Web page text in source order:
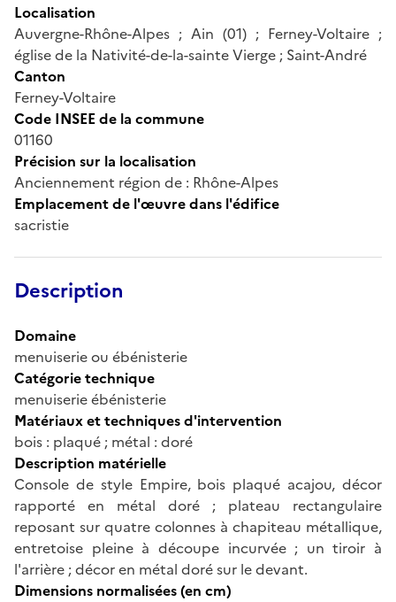
Localisation
Auvergne-Rhône-Alpes ; Ain (01) ; Ferney-Voltaire ;
église de la Nativité-de-la-sainte Vierge ; Saint-André
Canton
Ferney-Voltaire
Code INSEE de la commune
01160
Précision sur la localisation
Anciennement région de : Rhône-Alpes
Emplacement de l'œuvre dans l'édifice
sacristie
Description
Domaine
menuiserie ou ébénisterie
Catégorie technique
menuiserie ébénisterie
Matériaux et techniques d'intervention
bois : plaqué ; métal : doré
Description matérielle
Console de style Empire, bois plaqué acajou, décor
rapporté en métal doré ; plateau rectangulaire
reposant sur quatre colonnes à chapiteau métallique,
entretoise pleine à découpe incurvée ; un tiroir à
l'arrière ; décor en métal doré sur le devant.
Dimensions normalisées (en cm)